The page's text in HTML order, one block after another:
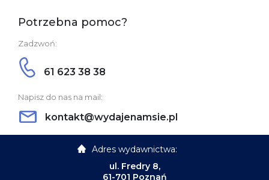
Potrzebna pomoc?
Zadzwoń:
61 623 38 38
Napisz do nas na mail:
kontakt@wydajenamsie.pl
Adres wydawnictwa:
ul. Fredry 8,
61-701 Poznań